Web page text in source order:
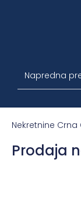
Napredna
Nekretnine Crna
Prodaja